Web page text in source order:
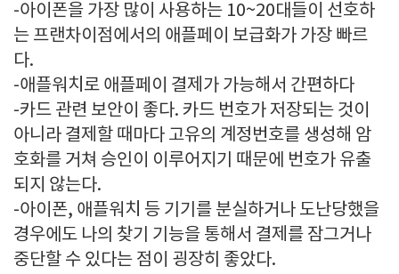
-아이폰을 가장 많이 사용하는 10~20대들이 선호하
는 프랜차이점에서의 애플페이 보급화가 가장 빠르
다.
-애플워치로 애플페이 결제가 가능해서 간편하다
-카드 관련 보안이 좋다. 카드 번호가 저장되는 것이
아니라 결제할 때마다 고유의 계정번호를 생성해 암
호화를 거쳐 승인이 이루어지기 때문에 번호가 유출
되지 않는다.
-아이폰, 애플워치 등 기기를 분실하거나 도난당했을
경우에도 나의 찾기 기능을 통해서 결제를 잠그거나
중단할 수 있다는 점이 굉장히 좋았다.